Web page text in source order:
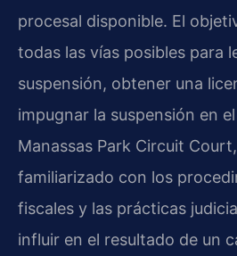
procesal disponible. El
todas las vías posibles para
suspensión, obtener una
impugnar la suspensión en
Manassas Park Circuit
familiarizado con los
fiscales y las prácticas
influir en el resultado de un